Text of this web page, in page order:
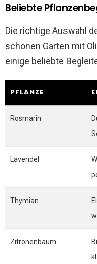
Beliebte
Die richtige Auswahl
schönen Garten mit
einige beliebte
PFLANZE
Rosmarin
Lavendel
Thymian
Zitronenbaum